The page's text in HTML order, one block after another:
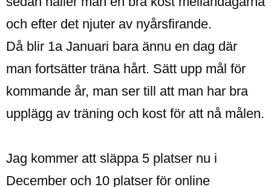
och efter det njuter av nyårsfirande.
Då blir 1a Januari bara ännu en dag där
man fortsätter träna hårt. Sätt upp mål för
kommande år, man ser till att man har bra
upplägg av träning och kost för att nå målen.
Jag kommer att släppa 5 platser nu i
December och 10 platser för online